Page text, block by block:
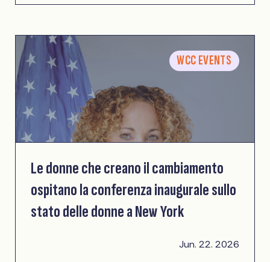
WCC EVENTS
Le donne che creano il cambiamento
ospitano la conferenza inaugurale sullo
stato delle donne a New York
Jun. 22. 2026